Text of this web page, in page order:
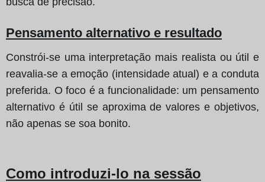
Pensamento alternativo e resultado
Constrói‑se uma interpretação mais realista ou útil e
reavalia‑se a emoção (intensidade atual) e a conduta
preferida. O foco é a funcionalidade: um pensamento
alternativo é útil se aproxima de valores e objetivos,
não apenas se soa bonito.
Como introduzi‑lo na sessão